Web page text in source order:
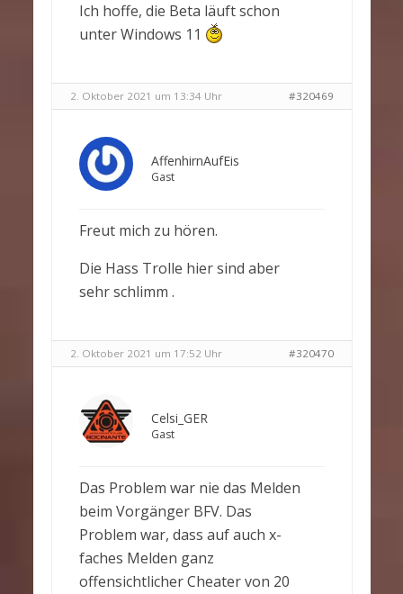
Ich hoffe, die Beta läuft schon
unter Windows 11
2. Oktober 2021 um 13:34 Uhr #320469
AffenhirnAufEis
Gast
Freut mich zu hören.
Die Hass Trolle hier sind aber
sehr schlimm .
2. Oktober 2021 um 17:52 Uhr #320470
Celsi_GER
Gast
Das Problem war nie das Melden
beim Vorgänger BFV. Das
Problem war, dass auf auch x-
faches Melden ganz
offensichtlicher Cheater von 20